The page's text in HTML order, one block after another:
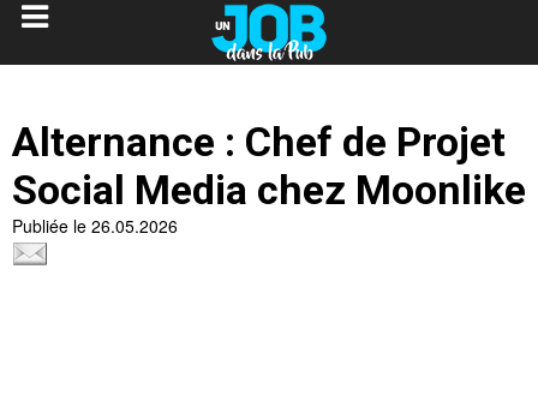
Alternance : Chef de Projet
Social Media chez Moonlike
Publiée le 26.05.2026